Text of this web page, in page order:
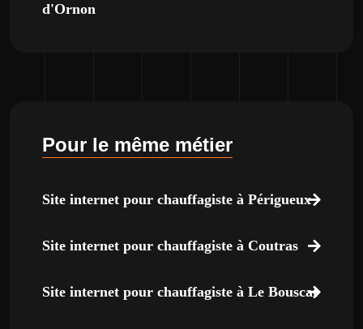
d'Ornon
Pour le même métier
Site internet pour chauffagiste à Périgueux
Site internet pour chauffagiste à Coutras
Site internet pour chauffagiste à Le Bouscat